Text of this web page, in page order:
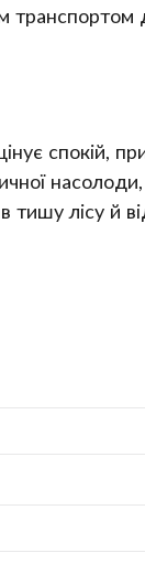
спокій,
насолоди,
тишу лісу й